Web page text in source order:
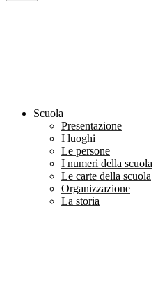
Scuola
Presentazione
I luoghi
Le persone
I numeri della scuola
Le carte della scuola
Organizzazione
La storia